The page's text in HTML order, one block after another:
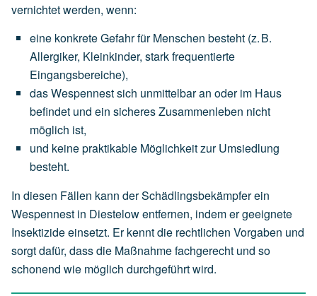
vernichtet werden, wenn:
eine konkrete Gefahr für Menschen besteht (z.B.
Allergiker, Kleinkinder, starkfrequentierte
Eingangsbereiche),
dasWespennestsich unmittelbar an oder im Haus
befindet und ein sicheresZusammenleben nicht
möglich ist,
und keinepraktikable Möglichkeitzur Umsiedlung
besteht.
In diesen Fällen kann der Schädlingsbekämpfer ein
Wespennest in Diestelow entfernen, indem er geeignete
Insektizide einsetzt. Er kennt die rechtlichen Vorgaben und
sorgt dafür, dass die Maßnahme fachgerecht und so
schonend wie möglich durchgeführt wird.